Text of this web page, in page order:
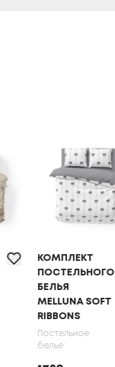
КОМПЛЕКТ
ПОСТЕЛЬНОГО
БЕЛЬЯ
MELLUNA SOFT
RIBBONS
Постельное
белье